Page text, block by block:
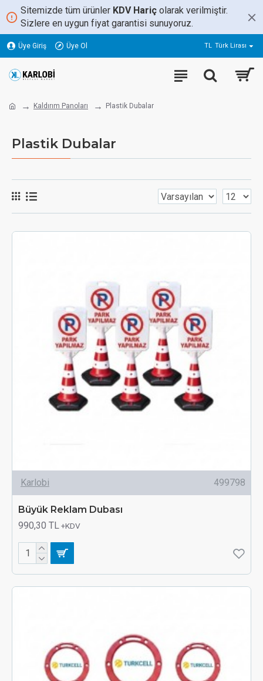
Sitemizde tüm ürünler KDV Hariç olarak verilmiştir.
Sizlere en uygun fiyat garantisi sunuyoruz.
Üye Giriş Üye Ol TL Türk Lirası
Kaldırım Panoları Plastik Dubalar
Plastik Dubalar
Karlobi 499798
Büyük Reklam Dubası
990,30 TL+KDV